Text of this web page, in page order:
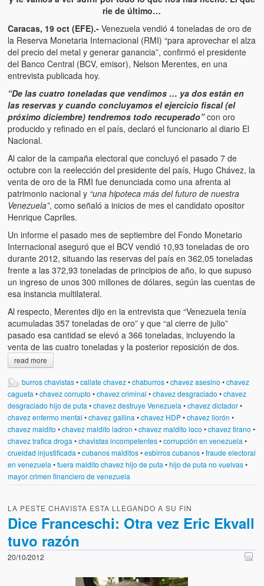
rie de último…
Caracas, 19 oct (EFE).- Venezuela vendió 4 toneladas de oro de
la Reserva Monetaria Internacional (RMI) “para aprovechar el alza
del precio del metal y generar ganancia”, confirmó el presidente
del Banco Central (BCV, emisor), Nelson Merentes, en una
entrevista publicada hoy.
“De las cuatro toneladas que vendimos … ya dos están en
las reservas y cuando concluyamos el ejercicio fiscal (el
próximo diciembre) tendremos todo recuperado”con oro
producido y refinado en el país, declaró el funcionario al diario El
Nacional.
Al calor de la campaña electoral que concluyó el pasado 7 de
octubre con la reelección del presidente del país, Hugo Chávez, la
venta de oro de la RMI fue denunciada como una afrenta al
patrimonio nacional y “una hipoteca más del futuro de nuestra
Venezuela”, como señaló a inicios de mes el candidato opositor
Henrique Capriles.
Un informe el pasado mes de septiembre del Fondo Monetario
Internacional aseguró que el BCV vendió 10,93 toneladas de oro
durante 2012, situando las reservas del país en 362,05 toneladas
frente a las 372,93 toneladas de principios de año, lo que supuso
un ingreso de unos 300 millones de dólares, según las cuentas de
esa instancia multilateral.
Al respecto, Merentes dijo en la entrevista que “Venezuela tenía
acumuladas 357 toneladas de oro” y que “al cierre de julio”
pasado esa cantidad se elevó a 366 toneladas, incluyendo la
venta de las cuatro toneladas y la posterior reposición de dos.
read more
burros chavistas•callate chavez•chaburros•chavez asesino •chavez
cagueta •chavez corrupto •chavez criminal •chavez desgraciado •chavez
desgraciado hijo de puta •chavez destruye Venezuela •chavez dictador•
chavez enfermo mental •chavez gallina •chavez HDP•chavez llorón •
chavez maldito •chavez maldito ladron •chavez maldito loco •chavez tirano •
chavez trafica droga •chavistas incompetentes•corrupción en venezuela •
crueldad injustificada •cubanos malditos•esbirros cubanos•fraude electoral
en venezuela •fuera maldito chavez hijo de puta •hijo de puta no vuelvas•
mayor crimen financiero de venezuela
LA PESTE CHAVISTA ESTA LLEGANDO A SU FIN
Dice Franceschi: Otra vez Eric Ekvall
tuvo razón
20/10/2012